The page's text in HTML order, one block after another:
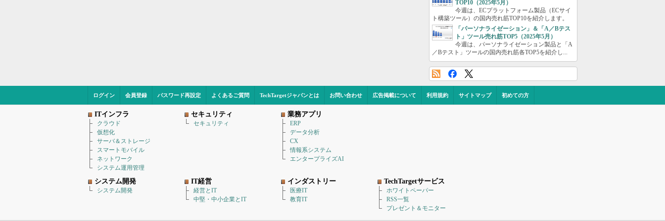
TOP10（2025年5月）
今週は、ECプラットフォーム製品（ECサイ
ト構築ツール）の国内売れ筋TOP10を紹介します。
「パーソナライゼーション」＆「A／Bテス
ト」ツール売れ筋TOP5（2025年5月）
今週は、パーソナライゼーション製品と「A
／Bテスト」ツールの国内売れ筋各TOP5を紹介し...
ログイン 会員登録 パスワード再設定 よくあるご質問 TechTargetジャパンとは お問い合わせ 広告掲載について 利用規約 サイトマップ 初めての方
ITインフラ
クラウド
仮想化
サーバ＆ストレージ
スマートモバイル
ネットワーク
システム運用管理
セキュリティ
セキュリティ
業務アプリ
ERP
データ分析
CX
情報系システム
エンタープライズAI
システム開発
システム開発
IT経営
経営とIT
中堅・中小企業とIT
インダストリー
医療IT
教育IT
TechTargetサービス
ホワイトペーパー
RSS一覧
プレゼント＆モニター